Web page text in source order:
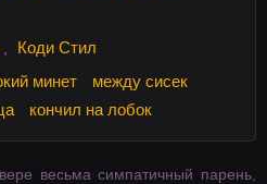
Коди Стил
минет
между сисек
кончил на лобок
весьма симпатичный парень,